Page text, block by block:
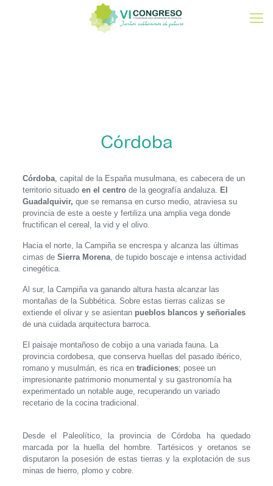
Córdoba
Córdoba, capital de la España musulmana, es cabecera de un
territorio situado en el centro de la geografía andaluza. El
Guadalquivir, que se remansa en curso medio, atraviesa su
provincia de este a oeste y fertiliza una amplia vega donde
fructifican el cereal, la vid y el olivo.
Hacia el norte, la Campiña se encrespa y alcanza las últimas
cimas de Sierra Morena, de tupido boscaje e intensa actividad
cinegética.
Al sur, la Campiña va ganando altura hasta alcanzar las
montañas de la Subbética. Sobre estas tierras calizas se
extiende el olivar y se asientan pueblos blancos y señoriales
de una cuidada arquitectura barroca.
El paisaje montañoso de cobijo a una variada fauna. La
provincia cordobesa, que conserva huellas del pasado ibérico,
romano y musulmán, es rica en tradiciones; posee un
impresionante patrimonio monumental y su gastronomía ha
experimentado un notable auge, recuperando un variado
recetario de la cocina tradicional.
Desde el Paleolítico, la provincia de Córdoba ha quedado
marcada por la huella del hombre. Tartésicos y oretanos se
disputaron la posesión de estas tierras y la explotación de sus
minas de hierro, plomo y cobre.